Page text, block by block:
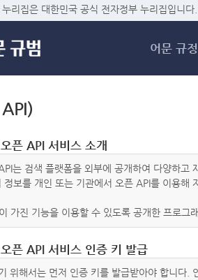
메
누리집은 대한민국 공식 전자정부 누리집입니다.
어문 규정
픈 API 서비스 소개
는 검색 플랫폼을 외부에 공개하여 다양하
보를 개인 또는 기관에서 오픈 API를 이용해
가진 기능을 이용할 수 있도록 공개한 프로그
픈 API 서비스 인증 키 발급
위해서는 먼저 인증 키를 발급받아야 합니다